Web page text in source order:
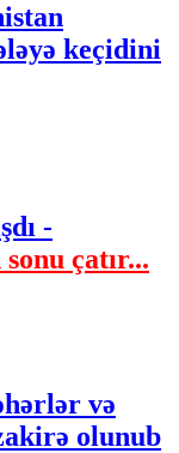
keçidini
-
çatır...
və
olunub